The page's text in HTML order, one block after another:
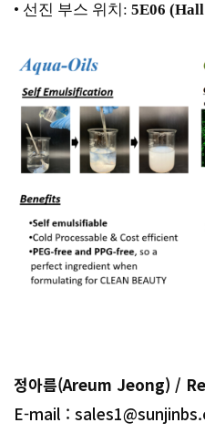
• 선진 부스 위치: 5E06
정아름(Areum Jeong) /
E-mail :